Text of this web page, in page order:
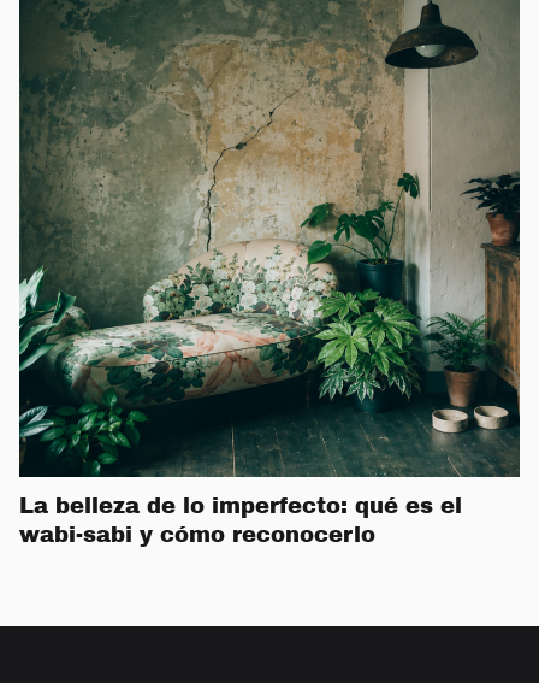
La belleza de lo imperfecto: qué es el
wabi-sabi y cómo reconocerlo